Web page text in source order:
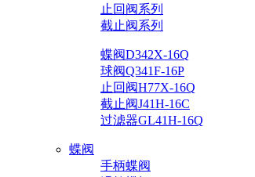
止回阀系列
截止阀系列
蝶阀D342X-16Q
球阀Q341F-16P
止回阀H77X-16Q
截止阀J41H-16C
过滤器GL41H-16Q
蝶阀
手柄蝶阀